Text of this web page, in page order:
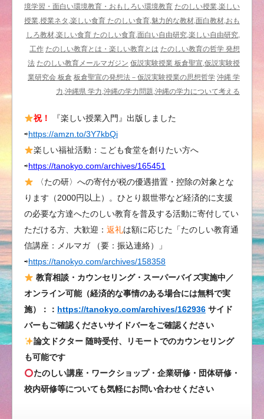
け
は
〈腑
に
落
ち
る〉
に
説
得
き
か
ら
起
こ
る
／
し
い
育
の
境学習・面白い環境教育・おもしろい環境教育 たのしい授業,楽しい
授業,授業ネタ,楽しい食育 たのしい食育,魅力的な教材,面白教材,おも
しろ教材,楽しい食育 たのしい食育,面白い自由研究,楽しい自由研究,
工作 たのしい教育とは・楽しい教育とは たのしい教育の哲学 発想
法 たのしい教育メールマガジン 仮説実験授業 板倉聖宣,仮説実験授
業研究会 板倉 板倉聖宣の発想法－仮説実験授業の思想哲学 沖縄 学
力,沖縄県 学力,沖縄の学力問題,沖縄の学力について考える
祝！
『楽しい授業入門』出版しました
⇨https://amzn.to/3Y7kbQi
楽しい福祉活動：こども食堂を創りたい方へ
⇨https://tanokyo.com/archives/165451
〈たの研〉への寄付が税の優遇措置・控除の対象とな
ります（2000円以上）。ひとり親世帯など経済的に支援
の必要な方達へたのしい教育を普及する活動に寄付してい
ただける方、大歓迎： 返礼は額に応じた「たのしい教育通
信講座：メルマガ （要：振込連絡）」
⇨https://tanokyo.com/archives/158358
教育相談・カウンセリング・スーパーバイズ実施中／
オンライン可能（経済的な事情のある場合には無料で実
施）：： https://tanokyo.com/archives/162936 サイド
バーもご確認くださいサイドバーをご確認ください
論文ドクター 随時受付、リモートでのカウンセリング
も可能です
たのしい講座・ワークショップ・企業研修・団体研修・
校内研修等についても気軽にお問い合わせください